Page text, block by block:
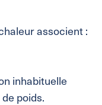
associent :
inhabituelle
poids.